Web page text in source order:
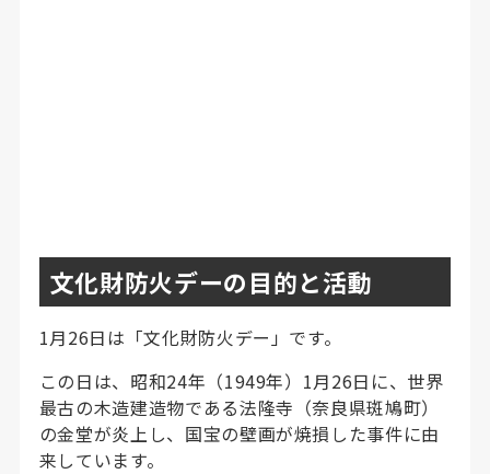
文化財防火デーの目的と活動
1月26日は「文化財防火デー」です。
この日は、昭和24年（1949年）1月26日に、世界
最古の木造建造物である法隆寺（奈良県斑鳩町）
の金堂が炎上し、国宝の壁画が焼損した事件に由
来しています。